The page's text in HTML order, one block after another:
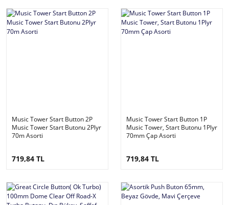
Music Tower Start Button 2P
Music Tower Start Butonu 2Plyr
70m Asorti
719,84 TL
Music Tower Start Button 1P
Music Tower, Start Butonu 1Plyr
70mm Çap Asorti
719,84 TL